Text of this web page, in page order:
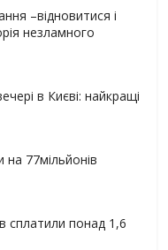
–відновитися і
незламного
в Києві: найкращі
77мільйонів
сплатили понад 1,6